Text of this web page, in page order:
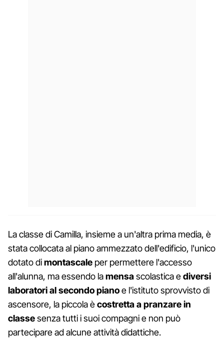
La classe di Camilla, insieme a un'altra prima media, è
stata collocata al piano ammezzato dell'edificio, l'unico
dotato dimontascale per permettere l'accesso
all'alunna, ma essendo lamensascolastica ediversi
laboratori al secondo pianoe l'istituto sprovvisto di
ascensore, la piccola ècostretta a pranzare in
classesenza tutti i suoi compagni e non può
partecipare ad alcune attività didattiche.